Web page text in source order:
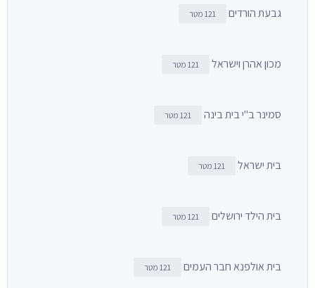
גבעת הורדים 121 מטר
מכון אהרן וישראל 121 מטר
סמינר ב"י בית בינה 121 מטר
בית ישראל 121 מטר
בית הילד ירושלים 121 מטר
בית אולפנא חבר העמים 121 מטר